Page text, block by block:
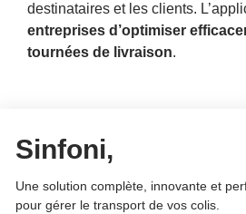
destinataires et les clients.
entreprises d’optimiser
tournées de livraison.
Sinfoni,
Une solution complète, innovante et
pour gérer le transport de vos colis.